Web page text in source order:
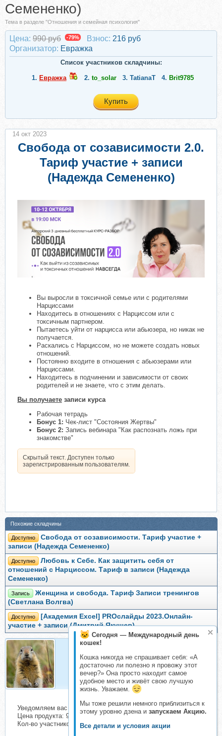
Сегодня — Международный день
кошек!
Кошка никогда не спрашивает себя: «А
достаточно ли полезно я провожу этот
вечер?» Она просто находит самое
удобное место и живёт свою лучшую
жизнь. Уважаем.
Мы тоже решили немного приблизиться к
этому уровню дзена и запускаем Акцию.
Все детали и условия акции
Семененко)
Тема в разделе "Отношения и семейная психология"
Цена: 990 руб -79% Взнос: 216 руб
Организатор: Евражкa
Список участников складчины:
1. Евражкa 2. to_solar 3. TatianaT 4. Brit9785
Купить
Свобода от созависимости 2.0.
Тариф участие + записи
(Надежда Семененко)
Вы выросли в токсичной семье или с родителями
Нарциссами
Находитесь в отношениях с Нарциссом или с
токсичным партнером.
Пытаетесь уйти от нарцисса или абьюзера, но никак не
получается.
Раскались с Нарциссом, но не можете создать новых
отношений.
Постоянно входите в отношения с абьюзерами или
Нарциссами.
Находитесь в подчинении и зависимости от своих
родителей и не знаете, что с этим делать.
Вы получаете записи курса
Рабочая тетрадь
Бонус 1: Чек-лист "Состояния Жертвы"
Бонус 2: Запись вебинара "Как распознать ложь при
знакомстве"
Скрытый текст. Доступен только
зарегистрированным пользователям.
14 окт 2023
Похожие складчины
Доступно
Свобода от созависимости. Тариф участие +
записи (Надежда Семененко)
Доступно
Любовь к Себе. Как защитить себя от
отношений с Нарциссом. Тариф в записи (Надежда
Семененко)
Запись
Женщина и свобода. Тариф Записи тренингов
(Светлана Волгва)
Доступно
[Академия Excel] PROслайды 2023.Онлайн-
участие + записи (Дмитрий Якушев)
Евражкa
Организатор складчин
Уведомляем вас о начале сбора взносов.
Цена продукта: 990 руб. Взнос с каждого участника: 216 руб.
Кол-во участников в основном списке: 3 чел.